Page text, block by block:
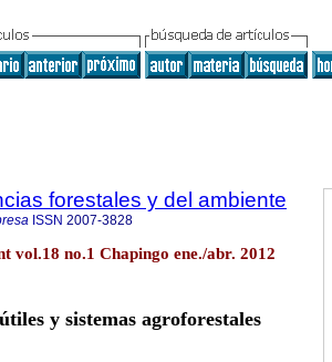
forestales y del ambiente
ISSN 2007-3828
vol.18 no.1 Chapingo ene./abr. 2012
y sistemas agroforestales